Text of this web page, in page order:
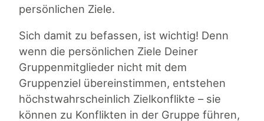
persönlichen Ziele.
Sich damit zu befassen, ist wichtig! Denn
wenn die persönlichen Ziele Deiner
Gruppenmitglieder nicht mit dem
Gruppenziel übereinstimmen, entstehen
höchstwahrscheinlich Zielkonflikte – sie
können zu Konflikten in der Gruppe führen,